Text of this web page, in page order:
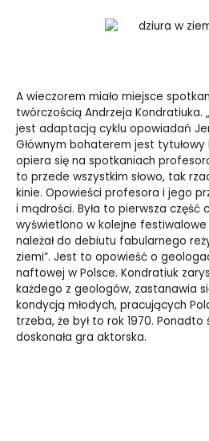
A wieczorem miało miejsce
twórczością Andrzeja Kondratiuka.
jest adaptacją cyklu opowiadań
Głównym bohaterem jest tytułowy
opiera się na spotkaniach
to przede wszystkim słowo, tak
kinie. Opowieści profesora i jego
i mądrości. Była to pierwsza część
wyświetlono w kolejne
należał do debiutu fabularnego
ziemi”. Jest to opowieść o
naftowej w Polsce. Kondratiuk
każdego z geologów, zastanawia
kondycją młodych, pracujących
trzeba, że był to rok 1970.
doskonała gra aktorska.